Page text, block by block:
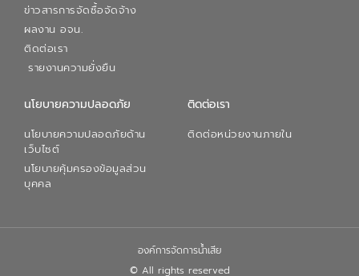
ข่าวสารการจัดซื้อจัดจ้าง
ผลงาน อจน.
ติดต่อเรา
รายงานความยั่งยืน
นโยบายความปลอดภัย
นโยบายความปลอดภัยด้าน
เว็บไซต์
นโยบายคุ้มครองข้อมูลส่วน
บุคคล
ติดต่อเรา
ติดต่อหน่วยงานภายใน
© All rights reserved
องค์การจัดการน้ำเสีย